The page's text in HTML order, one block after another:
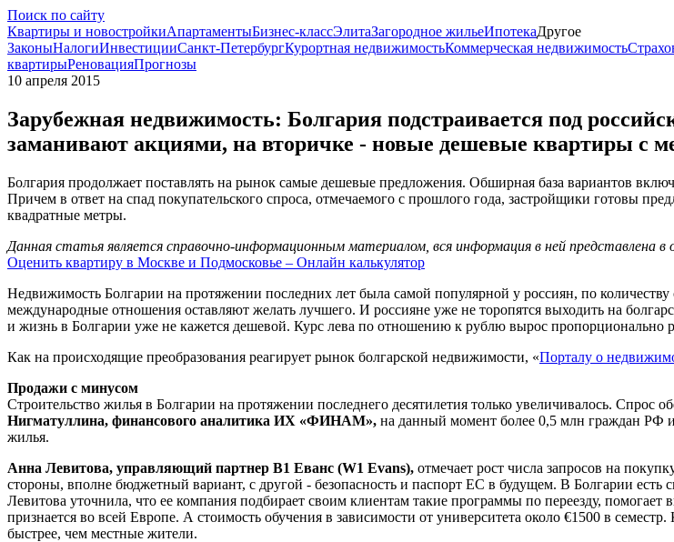
Поиск по сайту
Квартиры и новостройкиАпартаментыБизнес-классЭлитаЗагородное жильеИпотекаДругое
ЗаконыНалогиИнвестицииСанкт-ПетербургКурортная недвижимостьКоммерческая недвижимость
квартирыРеновацияПрогнозы
10 апреля 2015
Зарубежная недвижимость: Болгария подстраивается под
заманивают акциями, на вторичке - новые дешевые квартиры с
Болгария продолжает поставлять на рынок самые дешевые предложения. Обширная база вариантов
Причем в ответ на спад покупательского спроса, отмечаемого с прошлого года, застройщики готовы
квадратные метры.
Данная статья является справочно-информационным материалом, вся информация в ней представлена
Оценить квартиру в Москве и Подмосковье – Онлайн калькулятор
Недвижимость Болгарии на протяжении последних лет была самой популярной у россиян, по
международные отношения оставляют желать лучшего. И россияне уже не торопятся выходить на
и жизнь в Болгарии уже не кажется дешевой. Курс лева по отношению к рублю вырос пропорционально
Как на происходящие преобразования реагирует рынок болгарской недвижимости, «Порталу о
Продажи с минусом
Строительство жилья в Болгарии на протяжении последнего десятилетия только увеличивалось.
Нигматуллина, финансового аналитика ИХ «ФИНАМ», на данный момент более 0,5 млн граждан РФ
жилья.
Анна Левитова, управляющий партнер В1 Еванс (W1 Evans), отмечает рост числа запросов на
стороны, вполне бюджетный вариант, с другой - безопасность и паспорт ЕС в будущем. В Болгарии
Левитова уточнила, что ее компания подбирает своим клиентам такие программы по переезду,
признается во всей Европе. А стоимость обучения в зависимости от университета около €1500 в
быстрее, чем местные жители.